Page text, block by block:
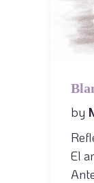
by
El